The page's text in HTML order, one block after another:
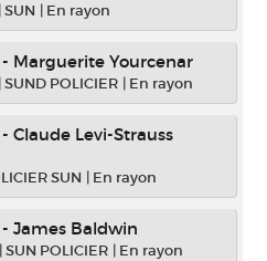
|SUN | En rayon
- Marguerite Yourcenar
|SUND POLICIER | En rayon
Claude Levi-Strauss
SUN | En rayon
- James Baldwin
|SUN POLICIER | En rayon